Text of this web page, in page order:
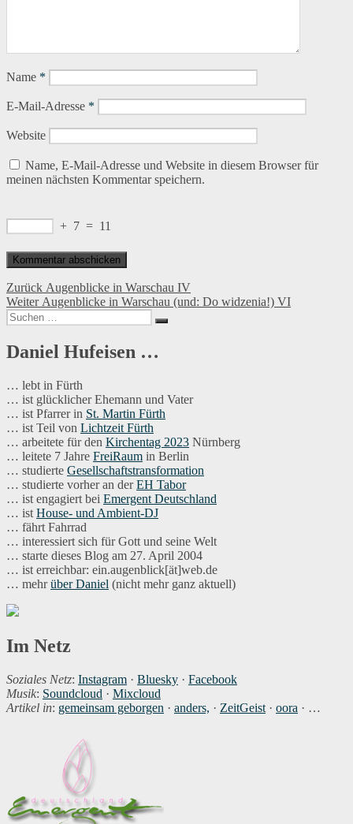
Name *
E-Mail-Adresse *
Website
Name, E-Mail-Adresse und Website in diesem Browser für
meinen nächsten Kommentar speichern.
+ 7 = 11
Beitragsnavigation
Zurück Vorheriger
Beitrag:
Augenblicke in Warschau IV
Weiter Nächster
Beitrag:
Augenblicke in Warschau (und: Do widzenia!) VI
Suchen
nach:
Suchen
Daniel Hufeisen …
… lebt in Fürth
… ist glücklicher Ehemann und Vater
… ist Pfarrer in St. Martin Fürth
… ist Teil von Lichtzeit Fürth
… arbeitete für den Kirchentag 2023 Nürnberg
… leitete 7 Jahre FreiRaum in Berlin
… studierte Gesellschaftstransformation
… studierte vorher an derEH Tabor
… ist engagiert bei Emergent Deutschland
… ist House- und Ambient-DJ
… fährt Fahrrad
… interessiert sich für Gott und seine Welt
… starte dieses Blog am 27. April 2004
… ist erreichbar: ein.augenblick[ät]web.de
… mehrüber Daniel (nicht mehr ganz aktuell)
Im Netz
Soziales Netz: Instagram · Bluesky · Facebook
Musik: Soundcloud · Mixcloud
Artikel in: gemeinsam geborgen · anders, · ZeitGeist · oora · …